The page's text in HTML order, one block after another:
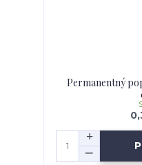
Permanentný